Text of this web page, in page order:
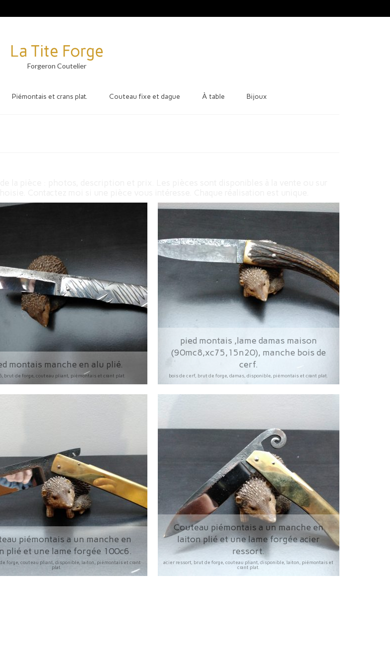
La Tite Forge
Forgeron Coutelier
Piémontais et crans plat. Couteau fixe et dague À table Bijoux
montais manche en alu plié.
brut de forge, couteau pliant, piémontais et crant plat.
pied montais ,lame damas maison
(90mc8,xc75,15n20), manche bois de
cerf.
bois de cerf, brut de forge, damas, disponible, piémontais et crant plat.
piémontais a un manche en
plié et une lame forgée 100c6.
forge, couteau pliant, disponible, laiton, piémontais et crant
plat.
Couteau piémontais a un manche en
laiton plié et une lame forgée acier
ressort.
acier ressort, brut de forge, couteau pliant, disponible, laiton, piémontais et
crant plat.